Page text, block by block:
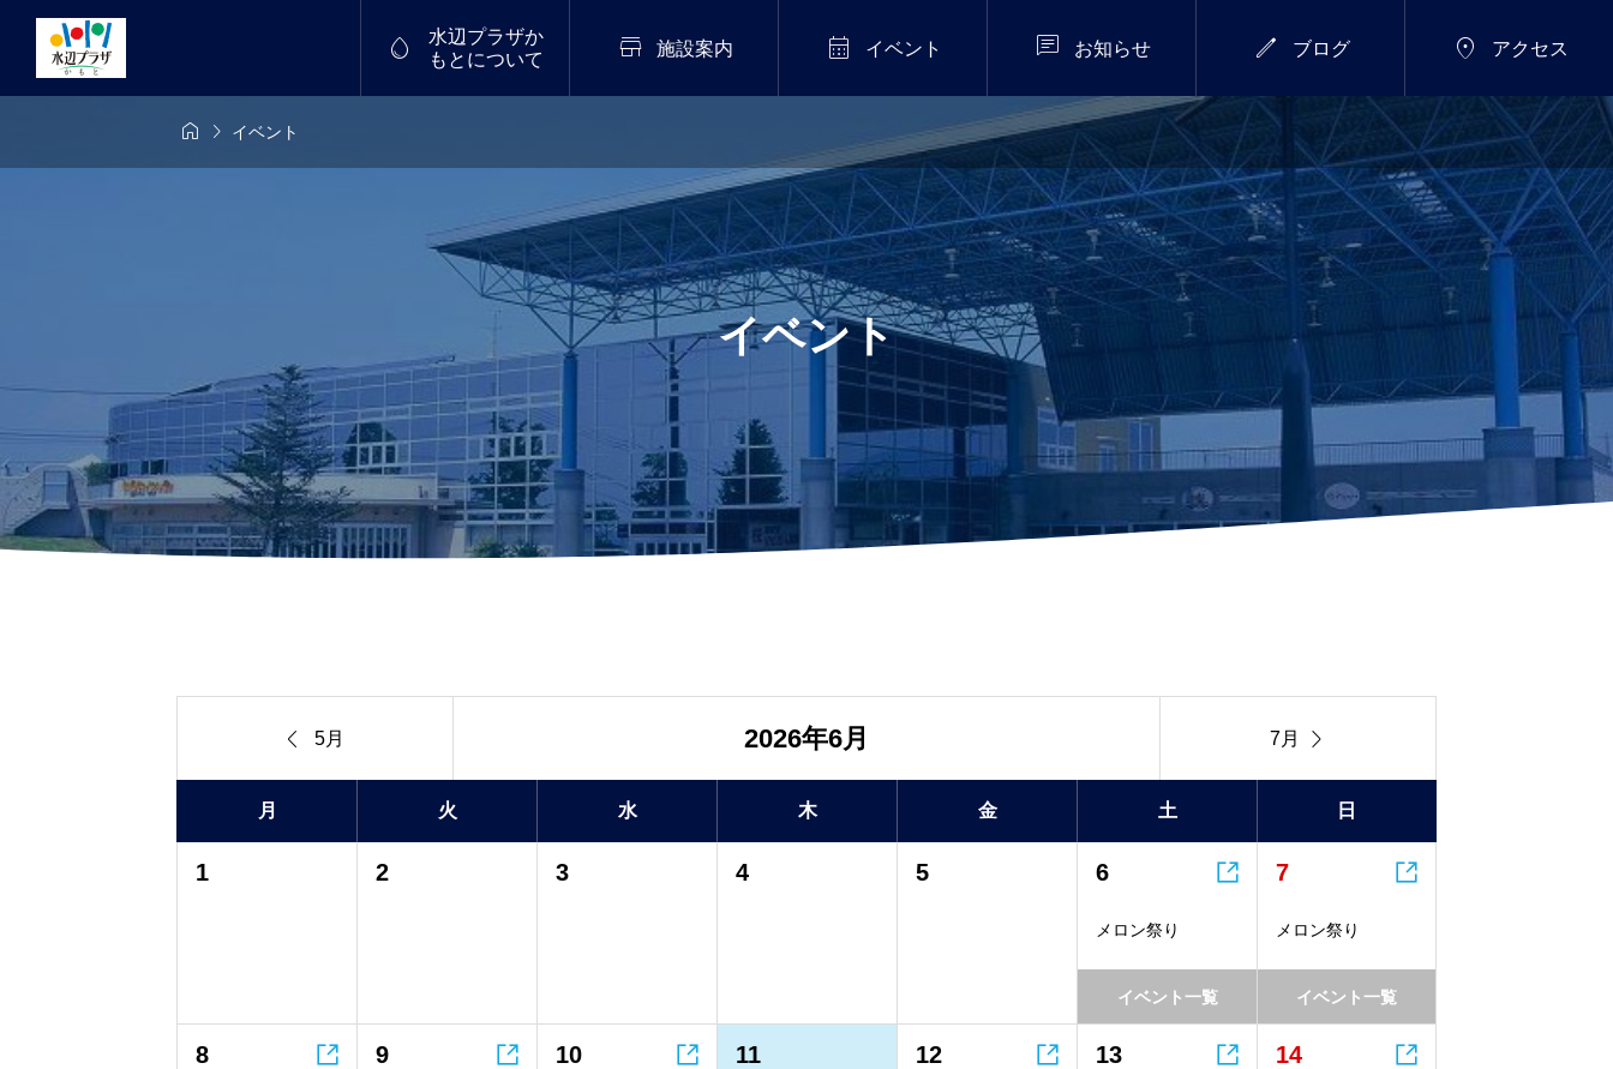

水辺プラザか
もとについて
 施設案内  イベント  お知らせ  ブログ  アクセス
2026年7月20日
伝統芸能「猿まわし公
演」開催！
7/18(土)～26(日)
サマーウィーク開催し
ます！

2026.01.02
新年のご挨拶
2026.01.01

  イベント
イベント
 5月 2026年6月 7月 
月 火 水 木 金 土 日
1 2 3 4 5 6 
メロン祭り
イベント一覧
7 
メロン祭り
イベント一覧
8  9  10  11 12  13  14 